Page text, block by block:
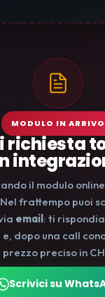
MODULO IN ARRIVO
richiesta
il modulo
frattempo puoi
email : ti
dopo una call
prezzo preciso in
Scrivici su